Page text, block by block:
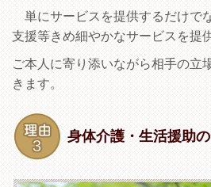
単にサービスを提供するだけで
支援等きめ細やかなサービスを提
ご本人に寄り添いながら相手の立
きます。
身体介護・生活援助